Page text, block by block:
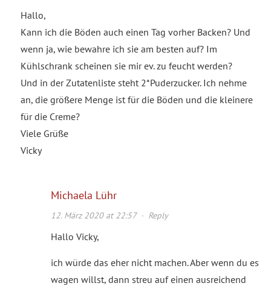
Hallo,
Kann ich die Böden auch einen Tag vorher Backen? Und
wenn ja, wie bewahre ich sie am besten auf? Im
Kühlschrank scheinen sie mir ev. zu feucht werden?
Und in der Zutatenliste steht 2*Puderzucker. Ich nehme
an, die größere Menge ist für die Böden und die kleinere
für die Creme?
Viele Grüße
Vicky
Michaela Lühr
12. März 2020 at 22:57· Reply
Hallo Vicky,
ich würde das eher nicht machen. Aber wenn du es
wagen willst, dann streu auf einen ausreichend